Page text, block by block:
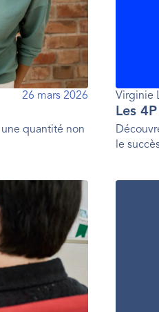
26 mars 2026
quantité non
Virginie
Les
le